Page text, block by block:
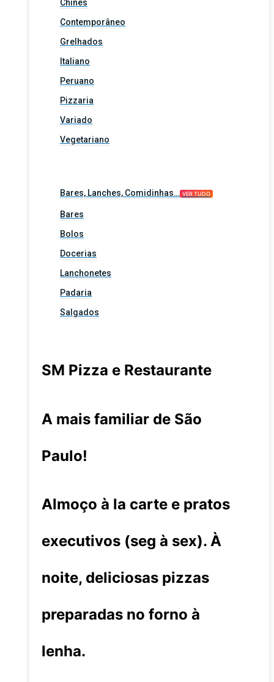
Chinês
Contemporâneo
Grelhados
Italiano
Peruano
Pizzaria
Variado
Vegetariano
Bares, Lanches, Comidinhas… VER TUDO
Bares
Bolos
Docerias
Lanchonetes
Padaria
Salgados
SM Pizza e Restaurante
A mais familiar de São
Paulo!
Almoço à la carte e pratos
executivos (seg à sex). À
noite, deliciosas pizzas
preparadas no forno à
lenha.